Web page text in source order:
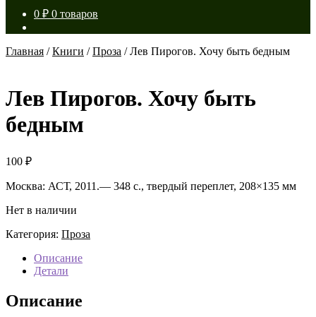
0 ₽ 0 товаров
Главная /Книги /Проза /Лев Пирогов. Хочу быть бедным
Лев Пирогов. Хочу быть
бедным
100 ₽
Москва: АСТ, 2011.— 348 с., твердый переплет, 208×135 мм
Нет в наличии
Категория: Проза
Описание
Детали
Описание